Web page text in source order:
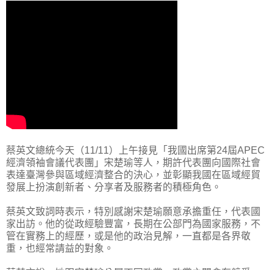
蔡英文總統今天（11/11）上午接見「我國出席第24屆APEC
經濟領袖會議代表團」宋楚瑜等人，期許代表團向國際社會
表達臺灣參與區域經濟整合的決心，並彰顯我國在區域經貿
發展上扮演創新者、分享者及服務者的積極角色。
蔡英文致詞時表示，特別感謝宋楚瑜願意承擔重任，代表國
家出訪。他的從政經驗豐富，長期在公部門為國家服務，不
管在實務上的經歷，或是他的政治見解，一直都是各界敬
重，也經常請益的對象。